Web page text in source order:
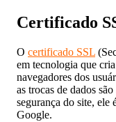
Certificado
O certificado SSL
em tecnologia que
navegadores dos
as trocas de dados
segurança do site, ele
Google.